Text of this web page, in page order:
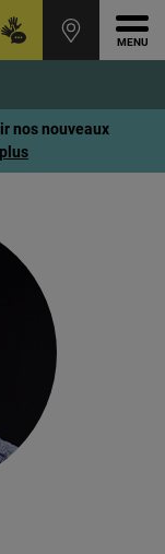
nos nouveaux